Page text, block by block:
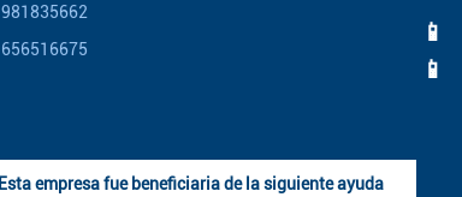
981835662
656516675
📱
📱
Esta empresa fue beneficiaria de la siguiente ayuda